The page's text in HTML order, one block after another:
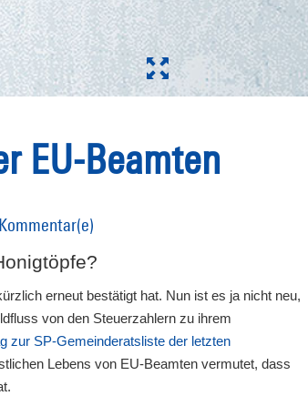
EU-Beamten
erneut bestätigt hat. Nun ist es ja nicht neu,
von den Steuerzahlern zu ihrem
zur SP-Gemeinderatsliste der letzten
Lebens von EU-Beamten vermutet, dass